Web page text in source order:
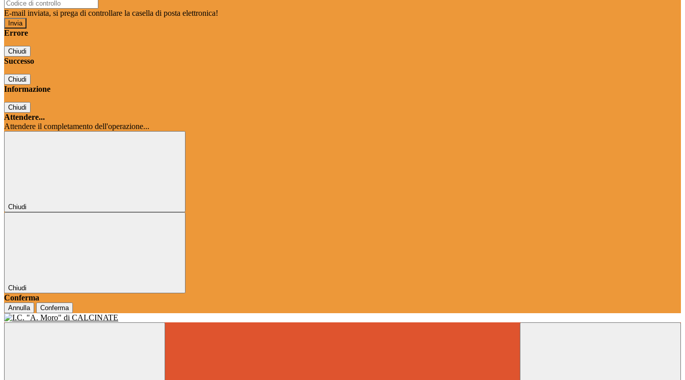
E-mail inviata, si prega di controllare la casella di posta elettronica!
Errore
Chiudi
Successo
Chiudi
Informazione
Chiudi
Attendere...
Attendere il completamento dell'operazione...
Chiudi
Chiudi
Conferma
Annulla Conferma